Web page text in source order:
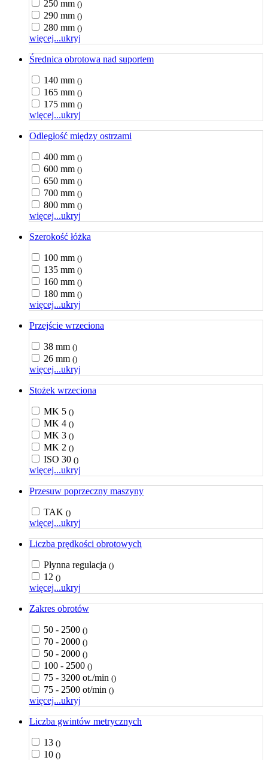
250 mm ()
290 mm ()
280 mm ()
więcej...ukryj
Średnica obrotowa nad suportem
140 mm ()
165 mm ()
175 mm ()
więcej...ukryj
Odległość między ostrzami
400 mm ()
600 mm ()
650 mm ()
700 mm ()
800 mm ()
więcej...ukryj
Szerokość łóżka
100 mm ()
135 mm ()
160 mm ()
180 mm ()
więcej...ukryj
Przejście wrzeciona
38 mm ()
26 mm ()
więcej...ukryj
Stożek wrzeciona
MK 5 ()
MK 4 ()
MK 3 ()
MK 2 ()
ISO 30 ()
więcej...ukryj
Przesuw poprzeczny maszyny
TAK ()
więcej...ukryj
Liczba prędkości obrotowych
Płynna regulacja ()
12 ()
więcej...ukryj
Zakres obrotów
50 - 2500 ()
70 - 2000 ()
50 - 2000 ()
100 - 2500 ()
75 - 3200 ot./min ()
75 - 2500 ot/min ()
więcej...ukryj
Liczba gwintów metrycznych
13 ()
10 ()